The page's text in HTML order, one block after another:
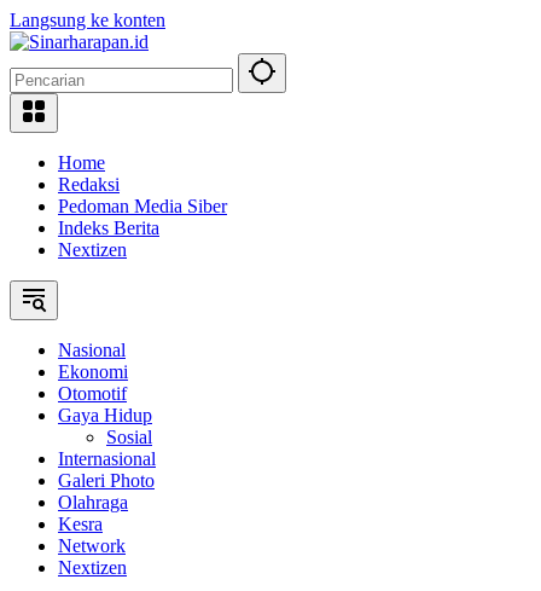
Langsung ke konten
Home
Redaksi
Pedoman Media Siber
Indeks Berita
Nextizen
Nasional
Ekonomi
Otomotif
Gaya Hidup
Sosial
Internasional
Galeri Photo
Olahraga
Kesra
Network
Nextizen